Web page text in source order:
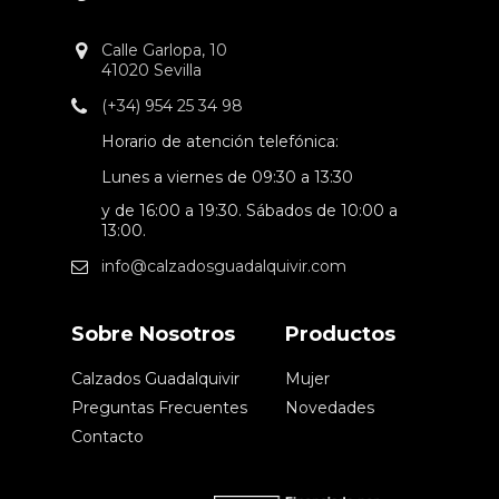
Calle Garlopa, 10
41020 Sevilla
(+34) 954 25 34 98
Horario de atención telefónica:
Lunes a viernes de 09:30 a 13:30
y de 16:00 a 19:30. Sábados de 10:00 a
13:00.
info@calzadosguadalquivir.com
Sobre Nosotros
Calzados Guadalquivir
Preguntas Frecuentes
Contacto
Productos
Mujer
Novedades